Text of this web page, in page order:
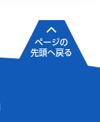
ページの
先頭へ戻る